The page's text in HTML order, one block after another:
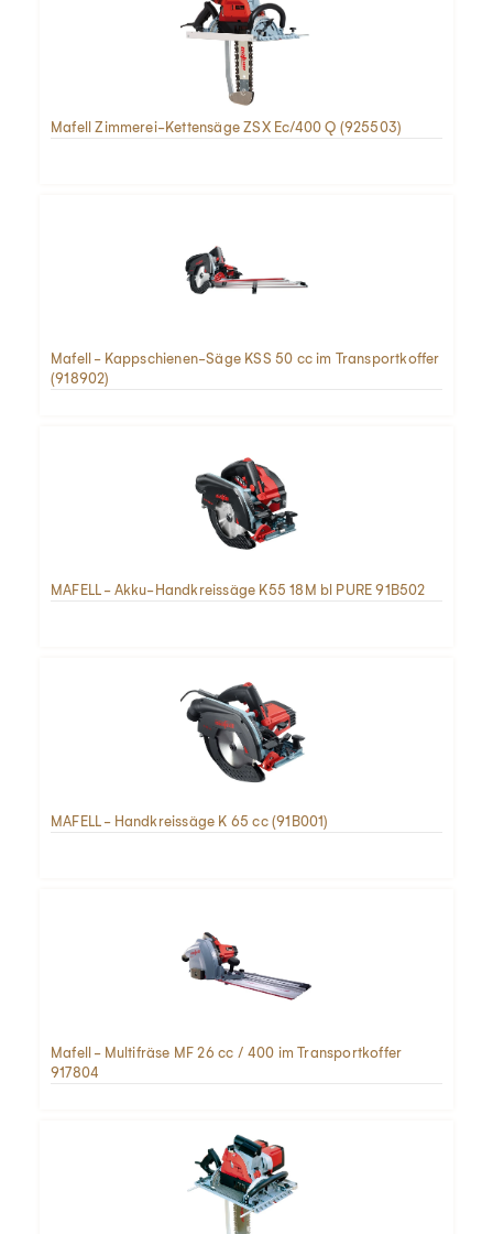
Mafell Zimmerei-Kettensäge ZSX Ec/400 Q (925503)
Mafell - Kappschienen-Säge KSS 50 cc im Transportkoffer
(918902)
MAFELL - Akku-Handkreissäge K55 18M bl PURE 91B502
MAFELL - Handkreissäge K 65 cc (91B001)
Mafell - Multifräse MF 26 cc / 400 im Transportkoffer
917804